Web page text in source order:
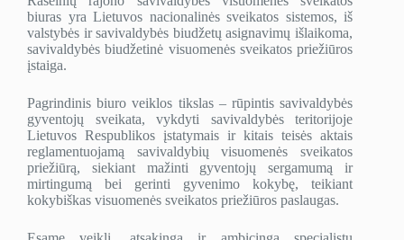
biuras yra Lietuvos nacionalinės sveikatos sistemos, iš
valstybės ir savivaldybės biudžetų asignavimų išlaikoma,
savivaldybės biudžetinė visuomenės sveikatos priežiūros
įstaiga.
Pagrindinis biuro veiklos tikslas – rūpintis savivaldybės
gyventojų sveikata, vykdyti savivaldybės teritorijoje
Lietuvos Respublikos įstatymais ir kitais teisės aktais
reglamentuojamą savivaldybių visuomenės sveikatos
priežiūrą, siekiant mažinti gyventojų sergamumą ir
mirtingumą bei gerinti gyvenimo kokybę, teikiant
kokybiškas visuomenės sveikatos priežiūros paslaugas.